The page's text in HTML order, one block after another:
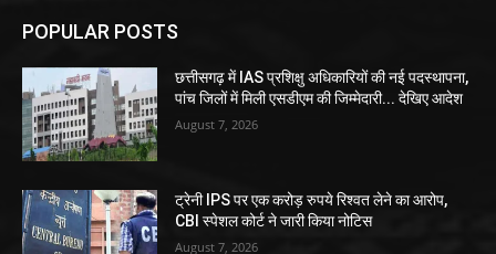
POPULAR POSTS
छत्तीसगढ़ में IAS प्रशिक्षु अधिकारियों की नई पदस्थापना,
पांच जिलों में मिली एसडीएम की जिम्मेदारी... देखिए आदेश
August 7, 2026
ट्रेनी IPS पर एक करोड़ रुपये रिश्वत लेने का आरोप,
CBI स्पेशल कोर्ट ने जारी किया नोटिस
August 7, 2026